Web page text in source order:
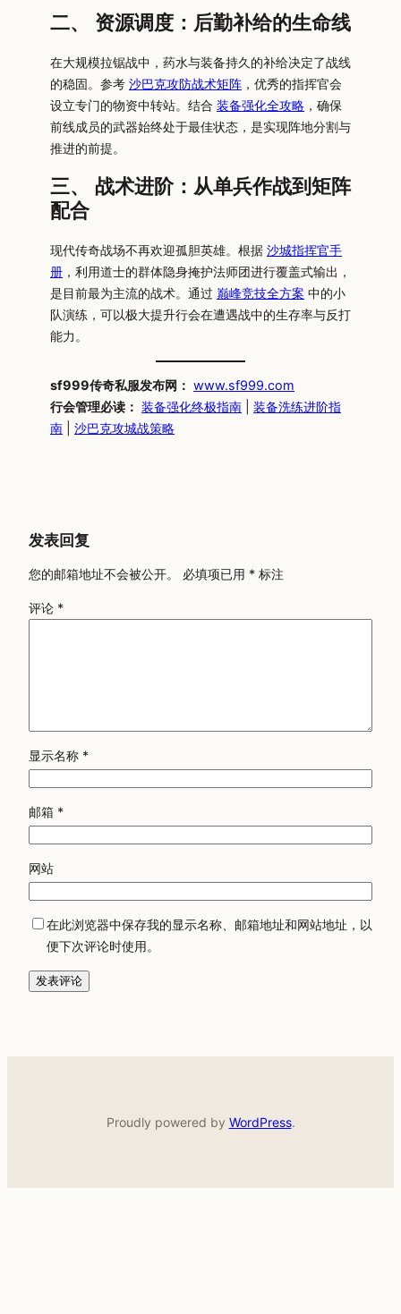
二、 资源调度：后勤补给的生命线
在大规模拉锯战中，药水与装备持久的补给决定了战线
的稳固。参考 沙巴克攻防战术矩阵 ，优秀的指挥官会
设立专门的物资中转站。结合 装备强化全攻略 ，确保
前线成员的武器始终处于最佳状态，是实现阵地分割与
推进的前提。
三、 战术进阶：从单兵作战到矩阵
配合
现代传奇战场不再欢迎孤胆英雄。根据 沙城指挥官手
册 ，利用道士的群体隐身掩护法师团进行覆盖式输出，
是目前最为主流的战术。通过 巅峰竞技全方案 中的小
队演练，可以极大提升行会在遭遇战中的生存率与反打
能力。
sf999传奇私服发布网： www.sf999.com
行会管理必读： 装备强化终极指南
装备洗练进阶指
南
沙巴克攻城战策略
发表回复
您的邮箱地址不会被公开。 必填项已用 * 标注
评论 *
显示名称 *
邮箱 *
网站
在此浏览器中保存我的显示名称、邮箱地址和网站地址，以
便下次评论时使用。
Proudly powered by WordPress.